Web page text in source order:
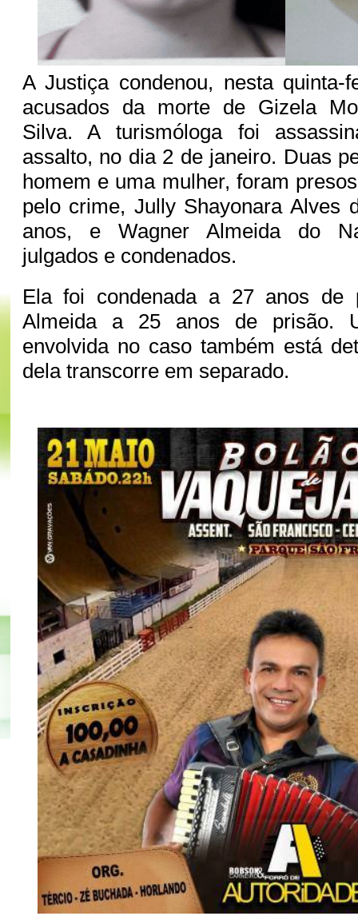
A Justiça condenou, nesta quinta-
acusados da morte de Gizela
Silva. A turismóloga foi
assalto, no dia 2 de janeiro. Duas
homem e uma mulher, foram
pelo crime, Jully Shayonara Alves
anos, e Wagner Almeida do
julgados e condenados.
Ela foi condenada a 27 anos de
Almeida a 25 anos de prisão.
envolvida no caso também está
dela transcorre em separado.